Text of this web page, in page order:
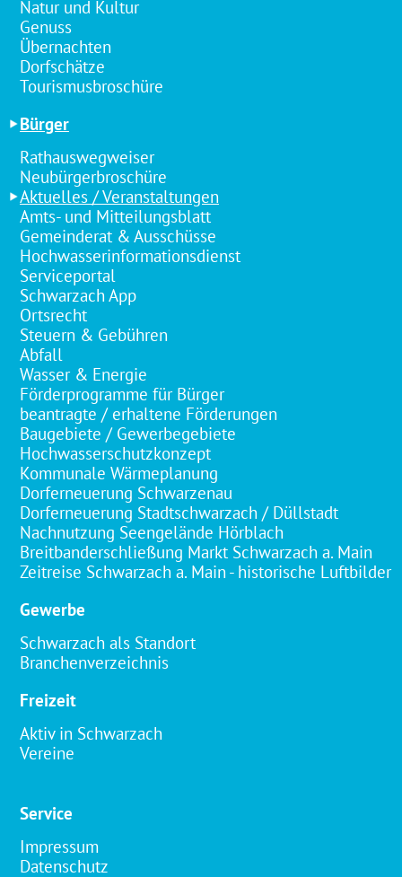
Natur und Kultur
Genuss
Übernachten
Dorfschätze
Tourismusbroschüre
Bürger
Rathauswegweiser
Neubürgerbroschüre
Aktuelles / Veranstaltungen
Amts- und Mitteilungsblatt
Gemeinderat & Ausschüsse
Hochwasserinformationsdienst
Serviceportal
Schwarzach App
Ortsrecht
Steuern & Gebühren
Abfall
Wasser & Energie
Förderprogramme für Bürger
beantragte / erhaltene Förderungen
Baugebiete / Gewerbegebiete
Hochwasserschutzkonzept
Kommunale Wärmeplanung
Dorferneuerung Schwarzenau
Dorferneuerung Stadtschwarzach / Düllstadt
Nachnutzung Seengelände Hörblach
Breitbanderschließung Markt Schwarzach a. Main
Zeitreise Schwarzach a. Main - historische Luftbilder
Gewerbe
Schwarzach als Standort
Branchenverzeichnis
Freizeit
Aktiv in Schwarzach
Vereine
Service
Impressum
Datenschutz